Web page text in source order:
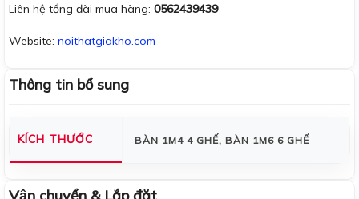
Liên hệ tổng đài mua hàng: 0562439439
Website: noithatgiakho.com
Thông tin bổ sung
KÍCH THƯỚC BÀN 1M4 4 GHẾ, BÀN 1M6 6 GHẾ